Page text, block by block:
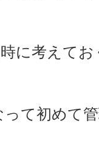
に考えて
て初めて